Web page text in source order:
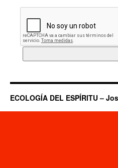
ECOLOGÍA DEL ESPÍRITU –